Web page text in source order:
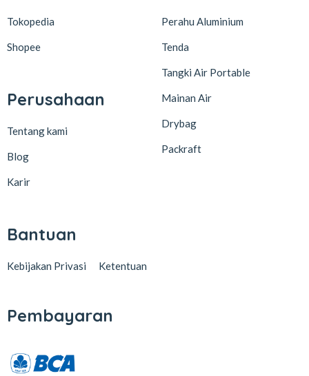
Tokopedia
Shopee
Perusahaan
Tentang kami
Blog
Karir
Perahu Aluminium
Tenda
Tangki Air Portable
Mainan Air
Drybag
Packraft
Bantuan
Kebijakan Privasi Ketentuan
Pembayaran